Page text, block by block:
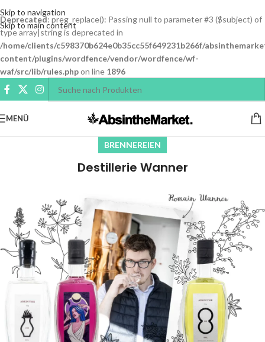
Deprecated: preg_replace(): Passing null to parameter #3 ($subject) of
type array|string is deprecated in
/home/clients/c598370b624e0b35cc55f649231b266f/
content/plugins/wordfence/vendor/wordfence/wf-
waf/src/lib/rules.phpon line 1896
Skip to navigation
Skip to main content
MENÜ
BRENNEREIEN
Destillerie Wanner